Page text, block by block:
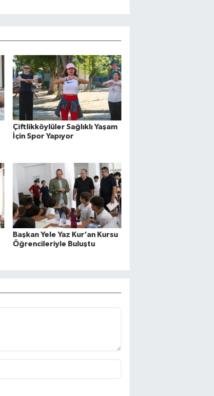
Çiftlikköylüler Sağlıklı Yaşam
İçin Spor Yapıyor
Başkan Yele Yaz Kur’an Kursu
Öğrencileriyle Buluştu